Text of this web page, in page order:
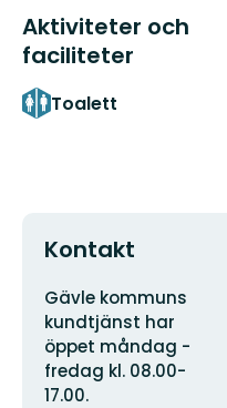
Aktiviteter och
faciliteter
Toalett
Kontakt
Adress
Gävle kommuns
kundtjänst har
öppet måndag -
fredag kl. 08.00-
17.00.